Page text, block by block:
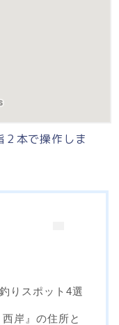
本で操作しま
りスポット4選
岸』の住所と